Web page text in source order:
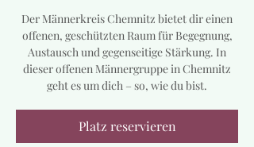
Der Männerkreis Chemnitz bietet dir einen
offenen, geschützten Raum für Begegnung,
Austausch und gegenseitige Stärkung. In
dieser offenen Männergruppe in Chemnitz
geht es um dich – so, wie du bist.
Platz reservieren